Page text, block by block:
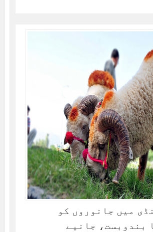
میں جانوروں کو
بندوبست، جانیے